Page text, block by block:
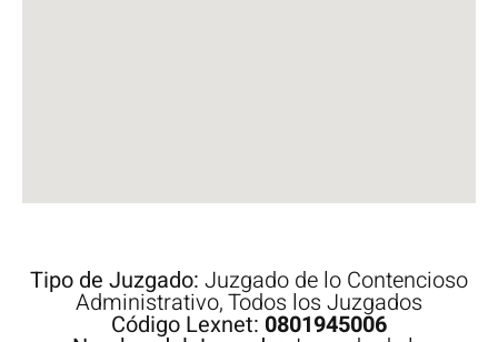
Tipo de Juzgado: Juzgado de lo Contencioso
Administrativo,Todos los Juzgados
Código Lexnet: 0801945006